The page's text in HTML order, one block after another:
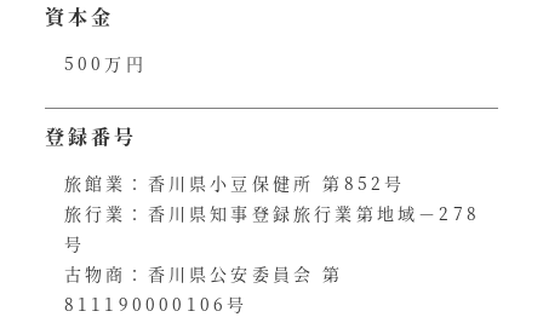
資本金
500万円
登録番号
旅館業：香川県小豆保健所 第852号
旅行業：香川県知事登録旅行業第地域－278
号
古物商：香川県公安委員会 第
811190000106号